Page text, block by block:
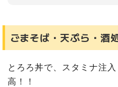
ごまそば・天ぷら・
とろろ丼で、スタミナ注
高！！